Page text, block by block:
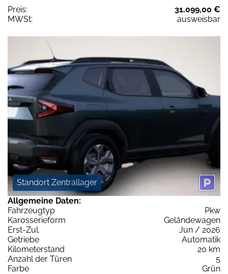
Preis:
31.099,00 €
MWSt:
ausweisbar
Standort Zentrallager
Allgemeine Daten:
Fahrzeugtyp
Pkw
Karosserieform
Geländewagen
Erst-Zul.
Jun / 2026
Getriebe
Automatik
Kilometerstand
20 km
Anzahl der Türen
5
Farbe
Grün